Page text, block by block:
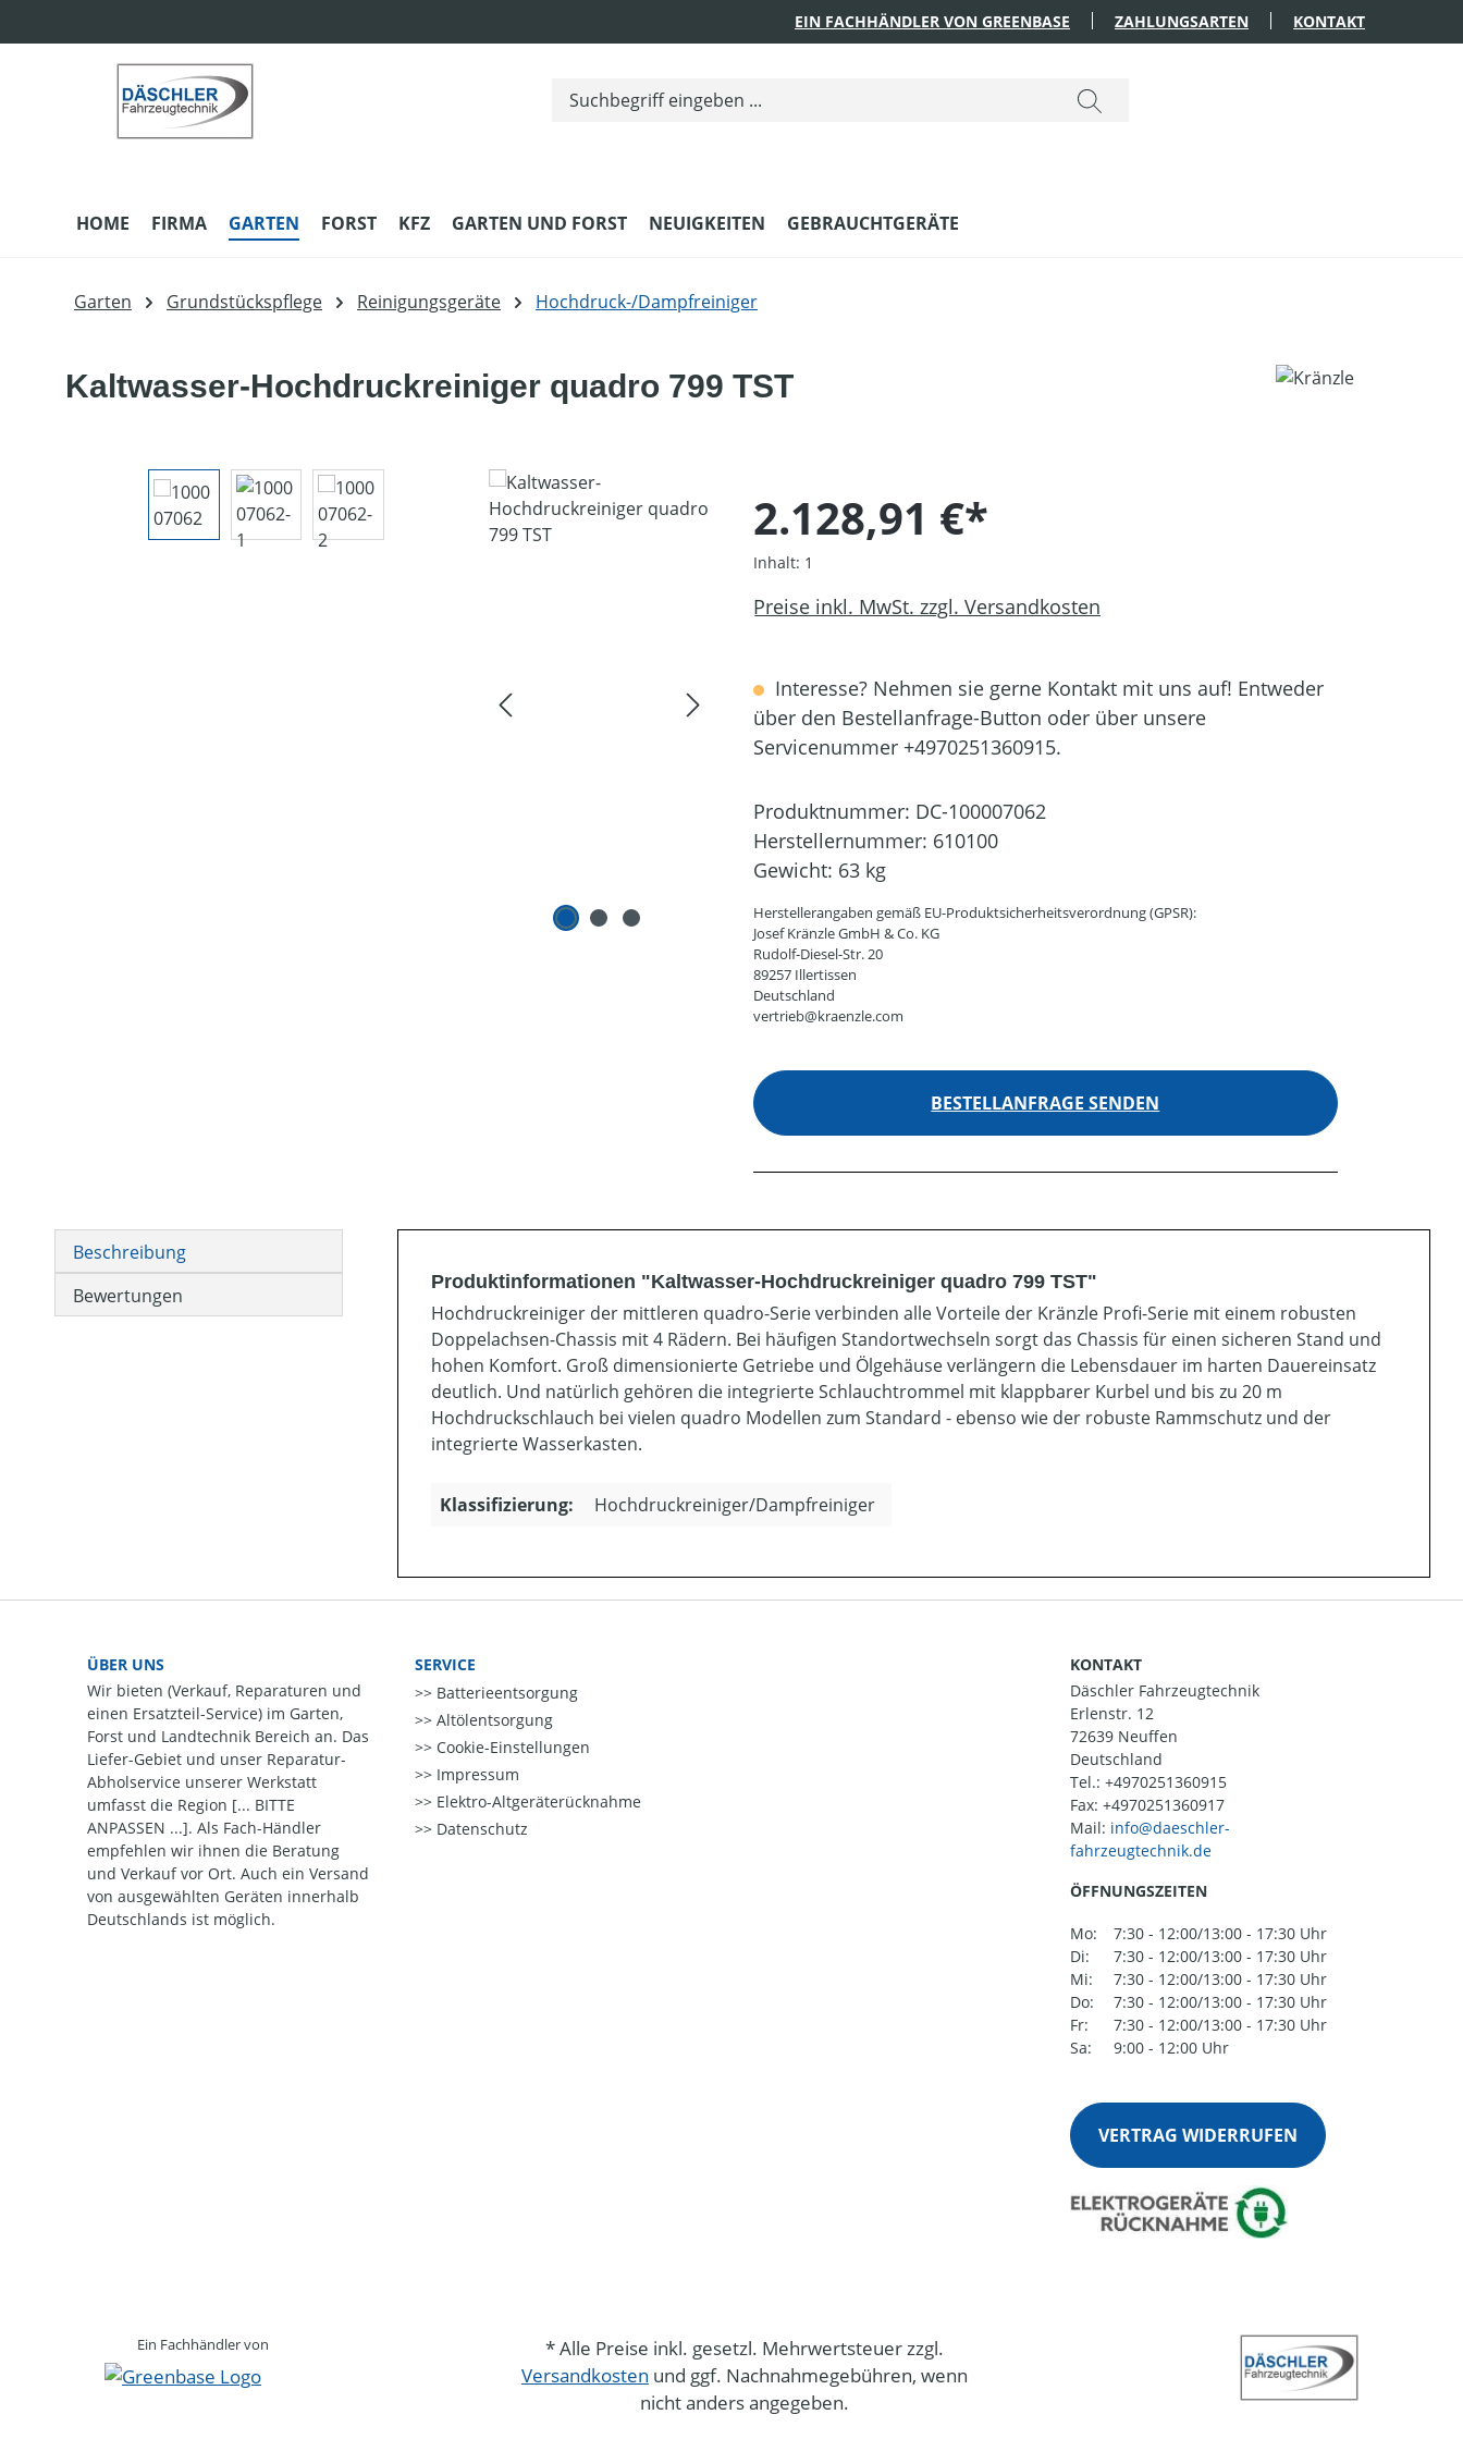
EIN FACHHÄNDLER VON GREENBASE ZAHLUNGSARTEN KONTAKT
HOME FIRMA GARTEN FORST KFZ GARTEN UND FORST NEUIGKEITEN GEBRAUCHTGERÄTE
Garten Grundstückspflege Reinigungsgeräte Hochdruck-/Dampfreiniger
Kaltwasser-Hochdruckreiniger quadro 799 TST
Bildergalerie überspringen
2.128,91 €*
Inhalt: 1
Preise inkl. MwSt. zzgl. Versandkosten
Interesse? Nehmen sie gerne Kontakt mit uns auf! Entweder
über den Bestellanfrage-Button oder über unsere
Servicenummer +4970251360915.
Produktnummer: DC-100007062
Herstellernummer: 610100
Gewicht: 63 kg
Herstellerangaben gemäß EU-Produktsicherheitsverordnung (GPSR):
Josef Kränzle GmbH & Co. KG
Rudolf-Diesel-Str. 20
89257 Illertissen
Deutschland
vertrieb@kraenzle.com
BESTELLANFRAGE SENDEN
Beschreibung
Bewertungen
Produktinformationen "Kaltwasser-Hochdruckreiniger quadro 799 TST"
Hochdruckreiniger der mittleren quadro-Serie verbinden alle Vorteile der Kränzle Profi-Serie mit einem robusten
Doppelachsen-Chassis mit 4 Rädern. Bei häufigen Standortwechseln sorgt das Chassis für einen sicheren Stand und
hohen Komfort. Groß dimensionierte Getriebe und Ölgehäuse verlängern die Lebensdauer im harten Dauereinsatz
deutlich. Und natürlich gehören die integrierte Schlauchtrommel mit klappbarer Kurbel und bis zu 20 m
Hochdruckschlauch bei vielen quadro Modellen zum Standard - ebenso wie der robuste Rammschutz und der
integrierte Wasserkasten.
Klassifizierung: Hochdruckreiniger/Dampfreiniger
ÜBER UNS
Wir bieten (Verkauf, Reparaturen und
einen Ersatzteil-Service) im Garten,
Forst und Landtechnik Bereich an. Das
Liefer-Gebiet und unser Reparatur-
Abholservice unserer Werkstatt
umfasst die Region [... BITTE
ANPASSEN ...]. Als Fach-Händler
empfehlen wir ihnen die Beratung
und Verkauf vor Ort. Auch ein Versand
von ausgewählten Geräten innerhalb
Deutschlands ist möglich.
SERVICE
Batterieentsorgung
Altölentsorgung
Cookie-Einstellungen
Impressum
Elektro-Altgeräterücknahme
Datenschutz
KONTAKT
Däschler Fahrzeugtechnik
Erlenstr. 12
72639 Neuffen
Deutschland
Tel.: +4970251360915
Fax: +4970251360917
Mail:
ÖFFNUNGSZEITEN
Mo:
7:30 - 12:00/13:00 - 17:30 Uhr
Di:
7:30 - 12:00/13:00 - 17:30 Uhr
Mi:
7:30 - 12:00/13:00 - 17:30 Uhr
Do:
7:30 - 12:00/13:00 - 17:30 Uhr
Fr:
7:30 - 12:00/13:00 - 17:30 Uhr
Sa:
9:00 - 12:00 Uhr
VERTRAG WIDERRUFEN
Ein Fachhändler von
* Alle Preise inkl. gesetzl. Mehrwertsteuer zzgl.
Versandkosten und ggf. Nachnahmegebühren, wenn
nicht anders angegeben.